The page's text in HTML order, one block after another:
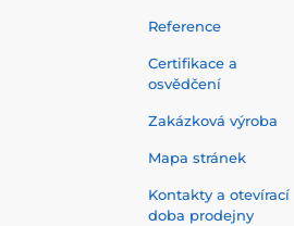
Reference
Certifikace a
osvědčení
Zakázková výroba
Mapa stránek
Kontakty a otevírací
doba prodejny